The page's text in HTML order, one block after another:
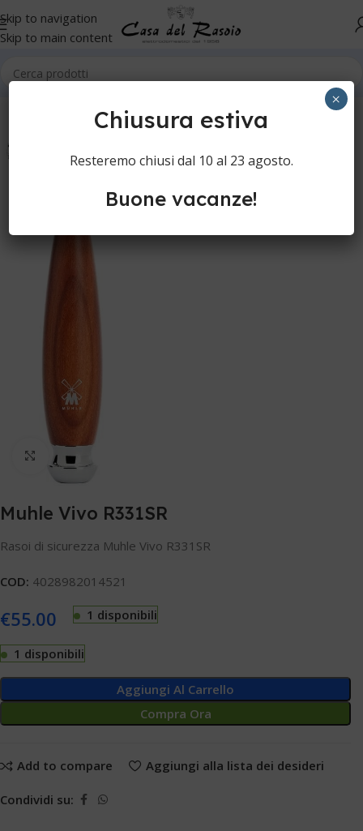
Skip to navigation
Skip to main content
Rasoi di sicurezza
Clicca per ingrandire
Muhle Vivo R331SR
Rasoi di sicurezza Muhle Vivo R331SR
COD: 4028982014521
€55.00 1 disponibili
1 disponibili
Aggiungi Al Carrello
Compra Ora
Add to compare Aggiungi alla lista dei desideri
Condividi su:
Chiusura estiva
Resteremo chiusi dal 10 al 23 agosto.
Buone vacanze!
×